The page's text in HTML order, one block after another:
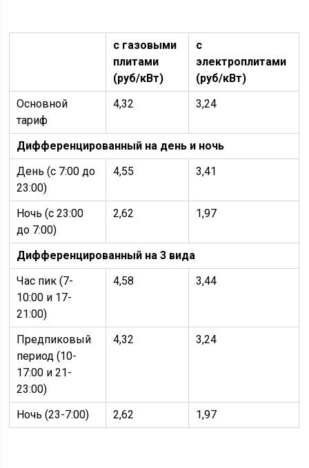
с газовыми
плитами
(руб/кВт)
с
электроплитами
(руб/кВт)
Основной
тариф
4,32 3,24
Дифференцированный на день и ночь
День (с 7:00 до
23:00)
4,55 3,41
Ночь (с 23:00
до 7:00)
2,62 1,97
Дифференцированный на 3 вида
Час пик (7-
10:00 и 17-
21:00)
4,58 3,44
Предпиковый
период (10-
17:00 и 21-
23:00)
4,32 3,24
Ночь (23-7:00) 2,62 1,97